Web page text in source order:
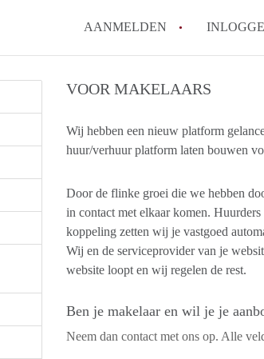
AANMELDEN
VOOR MAKELAARS
Wij hebben een nieuw platform
huur/verhuur platform laten bouwen
Door de flinke groei die we hebben
in contact met elkaar komen.
koppeling zetten wij je vastgoed
Wij en de serviceprovider van je
website loopt en wij regelen de rest.
Ben je makelaar en wil je je
Neem dan contact met ons op. Alle